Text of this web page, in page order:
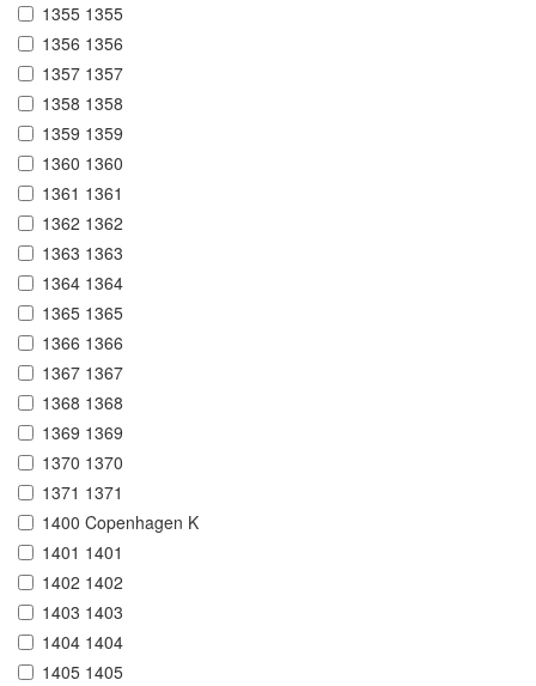
1355 1355
1356 1356
1357 1357
1358 1358
1359 1359
1360 1360
1361 1361
1362 1362
1363 1363
1364 1364
1365 1365
1366 1366
1367 1367
1368 1368
1369 1369
1370 1370
1371 1371
1400 Copenhagen K
1401 1401
1402 1402
1403 1403
1404 1404
1405 1405